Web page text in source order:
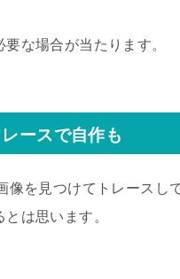
な場合が当たります。
ースで自作も
像を見つけてトレースし
は思います。